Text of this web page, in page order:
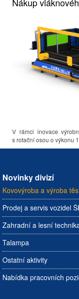
V rámci inovace
s rotační osou o výkonu
Novinky divizí
Kovovýroba a výroba
Prodej a servis vozidel
Zahradní a lesní
Talampa
Ostatní aktivity
Nabídka pracovních